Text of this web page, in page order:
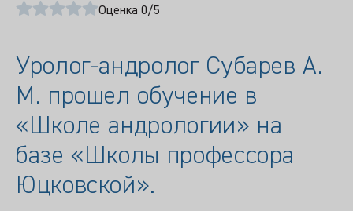
Оценка 0/5
Уролог-андролог Субарев А.
М. прошел обучение в
«Школе андрологии» на
базе «Школы профессора
Юцковской».